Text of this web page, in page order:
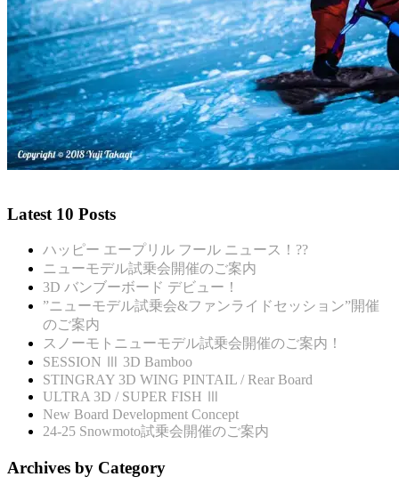
Latest 10 Posts
ハッピー エープリル フール ニュース！??
ニューモデル試乗会開催のご案内
3D バンブーボード デビュー！
”ニューモデル試乗会&ファンライドセッション”開催
のご案内
スノーモトニューモデル試乗会開催のご案内！
SESSION Ⅲ 3D Bamboo
STINGRAY 3D WING PINTAIL / Rear Board
ULTRA 3D / SUPER FISH Ⅲ
New Board Development Concept
24-25 Snowmoto試乗会開催のご案内
Archives by Category